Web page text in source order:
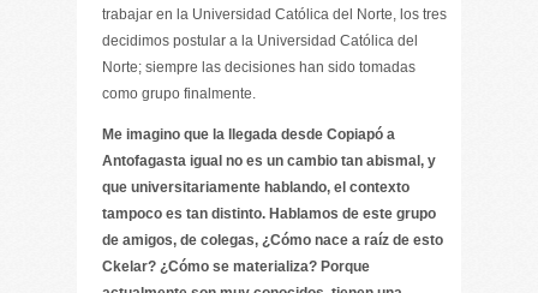
trabajar en la Universidad Católica del Norte, los tres
decidimos postular a la Universidad Católica del
Norte; siempre las decisiones han sido tomadas
como grupo finalmente.
Me imagino que la llegada desde Copiapó a
Antofagasta igual no es un cambio tan abismal, y
que universitariamente hablando, el contexto
tampoco es tan distinto. Hablamos de este grupo
de amigos, de colegas, ¿Cómo nace a raíz de esto
Ckelar? ¿Cómo se materializa? Porque